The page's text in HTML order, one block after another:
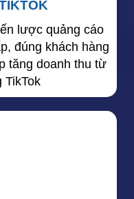
lược quảng cáo
đúng khách hàng
tăng doanh thu từ
TikTok